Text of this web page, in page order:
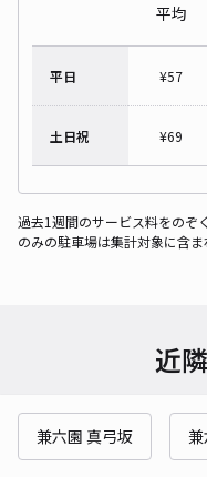
平均
平日 ¥57
土日祝 ¥69
過去1週間のサービス料をのぞ
のみの駐車場は集計対象に含ま
近
兼六園 真弓坂